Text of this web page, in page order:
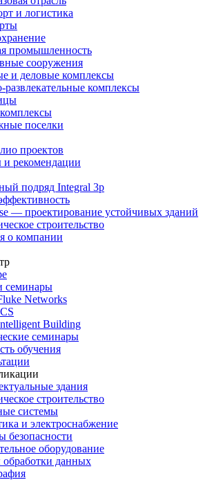
и логистика
промышленность
сооружения
и деловые комплексы
развлекательные комплексы
поселки
проектов
рекомендации
подряд Integral 3p
— проектирование устойчивых зданий
строительство
о компании
семинары
Networks
Building
семинары
обучения
здания
строительство
системы
и электроснабжение
безопасности
оборудование
данных